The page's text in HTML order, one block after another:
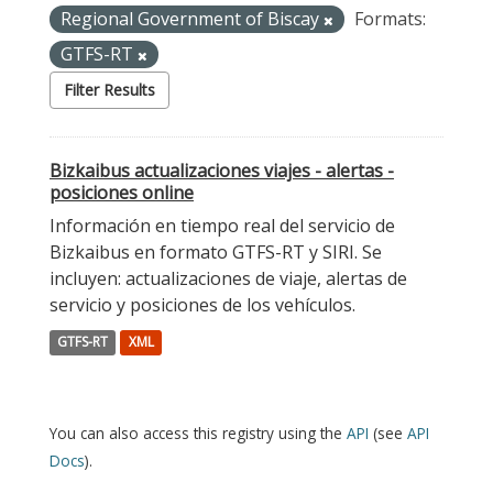
Regional Government of Biscay
Formats:
GTFS-RT
Filter Results
Bizkaibus actualizaciones viajes - alertas -
posiciones online
Información en tiempo real del servicio de
Bizkaibus en formato GTFS-RT y SIRI. Se
incluyen: actualizaciones de viaje, alertas de
servicio y posiciones de los vehículos.
GTFS-RT XML
You can also access this registry using the API (see API
Docs).